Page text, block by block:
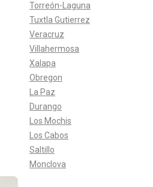
Torreón-Laguna
Tuxtla Gutierrez
Veracruz
Villahermosa
Xalapa
Obregon
La Paz
Durango
Los Mochis
Los Cabos
Saltillo
Monclova